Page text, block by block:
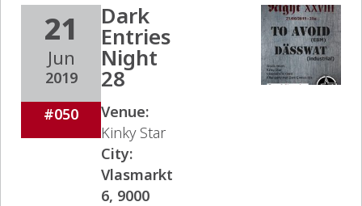
21
Jun
2019
#050
Dark
Entries
Night
28
Venue:
Kinky Star
City:
Vlasmarkt
6, 9000